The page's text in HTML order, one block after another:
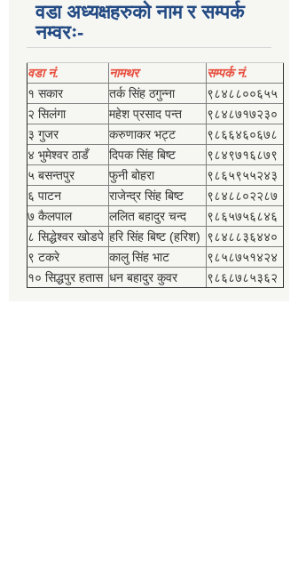
वडा अध्यक्षहरुको नाम र सम्पर्क
नम्वरः-
वडा नं. नामथर
सम्पर्क नं.
१ सकार
तर्क सिंह ठगुन्‍ना
९८४८८००६५५
२ सिलंगा
महेश प्रसाद पन्त
९८४८७१७२३०
३ गुजर
करुणाकर भट्ट
९८६६४६०६७८
४ भुमेश्‍वर ठाडँ
दिपक सिंह बिष्‍ट
९८४९७१६८७९
५ बसन्तपुर
फुनी बोहरा
९८६५९५५२४३
६ पाटन
राजेन्द्र सिंह बिष्‍ट
९८४८८०२२८७
७ कैलपाल
ललित बहादुर चन्द
९८६५७५६८४६
८ सिद्धेश्‍वर खोडपे हरि सिंह बिष्‍ट (हरिश) ९८४८८३६४४०
९ टकरे
कालु सिंह भाट
९८५८७५१४२४
१० सिद्धपुर हतास धन बहादुर कुवर ९८६८७८५३६२